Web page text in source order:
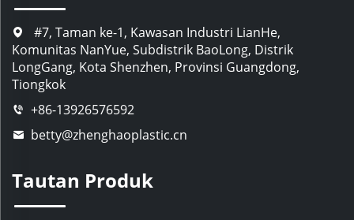
#7, Taman ke-1, Kawasan Industri LianHe,
Komunitas NanYue, Subdistrik BaoLong, Distrik
LongGang, Kota Shenzhen, Provinsi Guangdong,
Tiongkok
+86-13926576592
betty@zhenghaoplastic.cn
Tautan Produk